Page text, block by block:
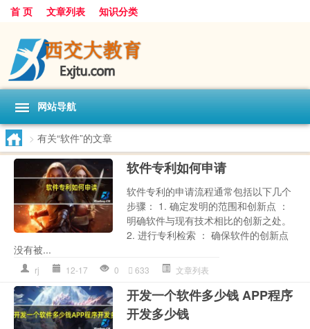
首 页 文章列表 知识分类
网站导航
> 有关“软件”的文章
软件专利如何申请
软件专利的申请流程通常包括以下几个
步骤： 1. 确定发明的范围和创新点 ：
明确软件与现有技术相比的创新之处。
2. 进行专利检索 ： 确保软件的创新点
没有被...
rj 12-17 0 633 文章列表
开发一个软件多少钱 APP程序
开发多少钱